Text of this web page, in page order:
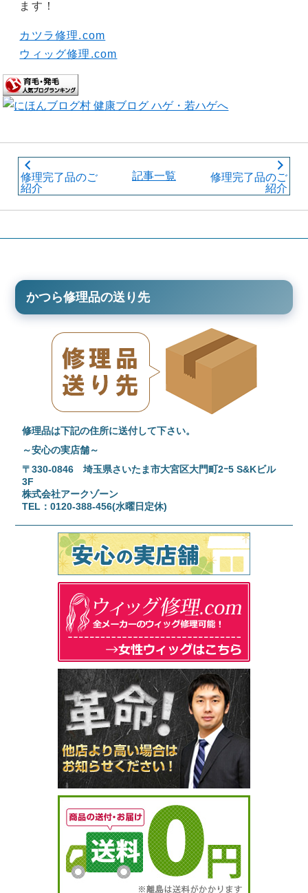
ます！
カツラ修理.com
ウィッグ修理.com
修理完了品のご
紹介
記事一覧
修理完了品のご
紹介
かつら修理品の送り先
修理品は下記の住所に送付して下さい。
～安心の実店舗～
〒330-0846 埼玉県さいたま市大宮区大門町2ｰ5 S&Kビル
3F
株式会社アークゾーン
TEL：0120-388-456(水曜日定休)